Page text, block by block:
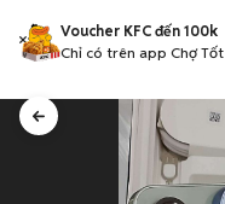
Voucher KFC đến 100k
Chỉ có trên app Chợ Tốt